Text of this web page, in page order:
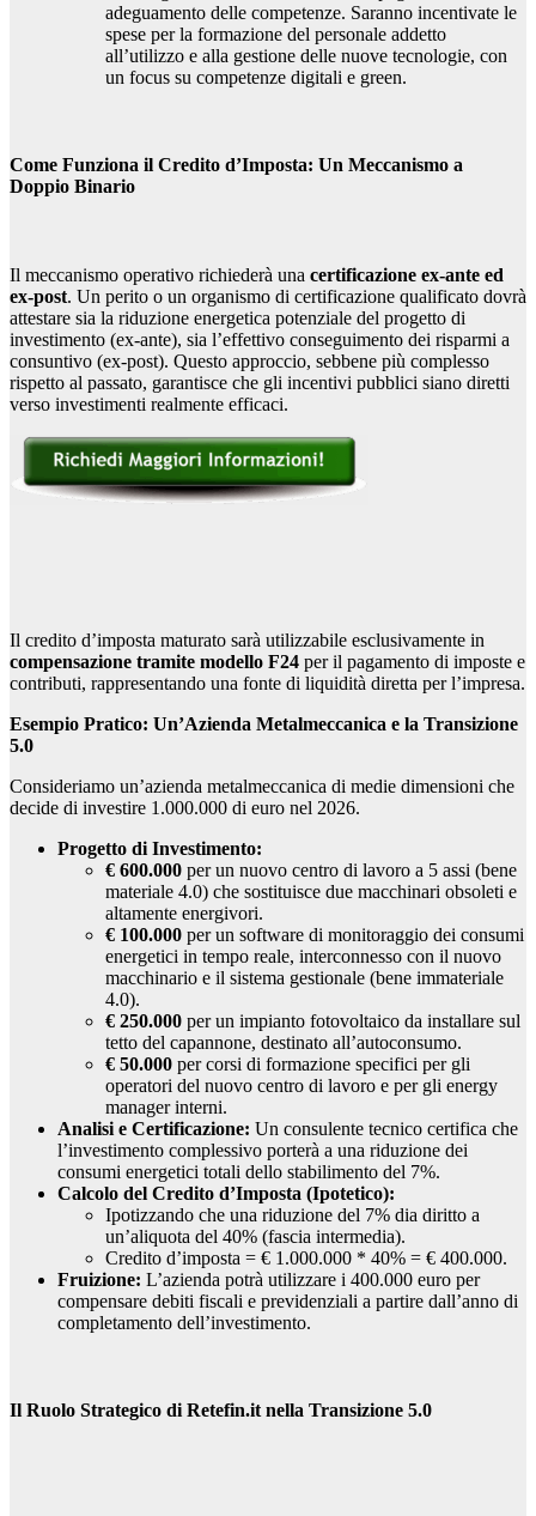
adeguamento delle competenze. Saranno incentivate le
spese per la formazione del personale addetto
all’utilizzo e alla gestione delle nuove tecnologie, con
un focus su competenze digitali e green.
Come Funziona il Credito d’Imposta: Un Meccanismo a
Doppio Binario
Il meccanismo operativo richiederà una certificazione ex-ante ed
ex-post. Un perito o un organismo di certificazione qualificato dovrà
attestare sia la riduzione energetica potenziale del progetto di
investimento (ex-ante), sia l’effettivo conseguimento dei risparmi a
consuntivo (ex-post). Questo approccio, sebbene più complesso
rispetto al passato, garantisce che gli incentivi pubblici siano diretti
verso investimenti realmente efficaci.
Il credito d’imposta maturato sarà utilizzabile esclusivamente in
compensazione tramite modello F24 per il pagamento di imposte e
contributi, rappresentando una fonte di liquidità diretta per l’impresa.
Esempio Pratico: Un’Azienda Metalmeccanica e la Transizione
5.0
Consideriamo un’azienda metalmeccanica di medie dimensioni che
decide di investire 1.000.000 di euro nel 2026.
Progetto di Investimento:
€ 600.000 per un nuovo centro di lavoro a 5 assi (bene
materiale 4.0) che sostituisce due macchinari obsoleti e
altamente energivori.
€ 100.000 per un software di monitoraggio dei consumi
energetici in tempo reale, interconnesso con il nuovo
macchinario e il sistema gestionale (bene immateriale
4.0).
€ 250.000 per un impianto fotovoltaico da installare sul
tetto del capannone, destinato all’autoconsumo.
€ 50.000 per corsi di formazione specifici per gli
operatori del nuovo centro di lavoro e per gli energy
manager interni.
Analisi e Certificazione: Un consulente tecnico certifica che
l’investimento complessivo porterà a una riduzione dei
consumi energetici totali dello stabilimento del 7%.
Calcolo del Credito d’Imposta (Ipotetico):
Ipotizzando che una riduzione del 7% dia diritto a
un’aliquota del 40% (fascia intermedia).
Credito d’imposta = € 1.000.000 * 40% = € 400.000.
Fruizione: L’azienda potrà utilizzare i 400.000 euro per
compensare debiti fiscali e previdenziali a partire dall’anno di
completamento dell’investimento.
Il Ruolo Strategico di Retefin.it nella Transizione 5.0